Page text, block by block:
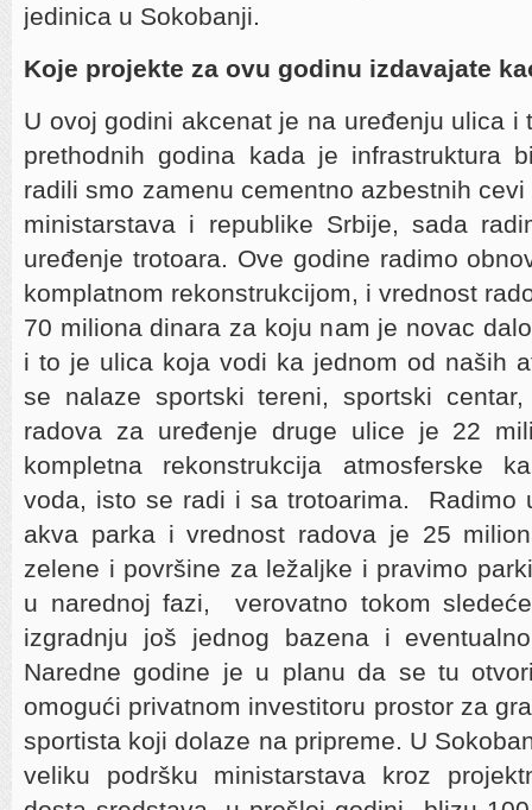
jedinica u Sokobanji.
Koje projekte za ovu godinu izdavajate
U ovoj godini akcenat je na uređenju ulica i
prethodnih godina kada je infrastruktura
radili smo zamenu cementno azbestnih
ministarstava i republike Srbije, sada
uređenje trotoara. Ove godine radimo
komplatnom rekonstrukcijom, i vrednost
70 miliona dinara za koju nam je novac
i to je ulica koja vodi ka jednom od naših
se nalaze sportski tereni, sportski
radova za uređenje druge ulice je 22
kompletna rekonstrukcija atmosferske
voda, isto se radi i sa trotoarima. Radimo
akva parka i vrednost radova je 25
zelene i površine za ležaljke i pravimo
u narednoj fazi, verovatno tokom
izgradnju još jednog bazena i
Naredne godine je u planu da se tu
omogući privatnom investitoru prostor za
sportista koji dolaze na pripreme. U
veliku podršku ministarstava kroz